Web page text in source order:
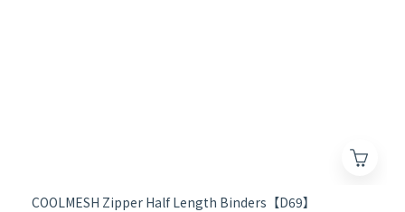
COOLMESH Zipper Half Length Binders【D69】